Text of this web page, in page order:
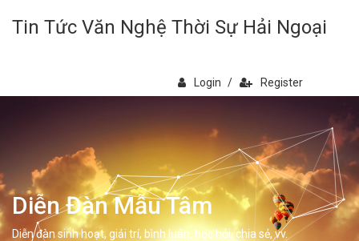
Tin Tức Văn Nghệ Thời Sự Hải Ngoại
Login / Register
Diễn Đàn Mẫu Tâm
Diễn đàn sinh hoạt, giải trí, bình luân, học hỏi, chia sẻ, vv.